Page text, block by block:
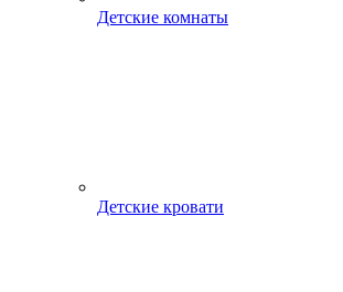
Детские комнаты
Детские кровати